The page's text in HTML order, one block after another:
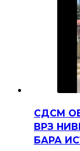
СДСМ
ВРЗ
БАРА